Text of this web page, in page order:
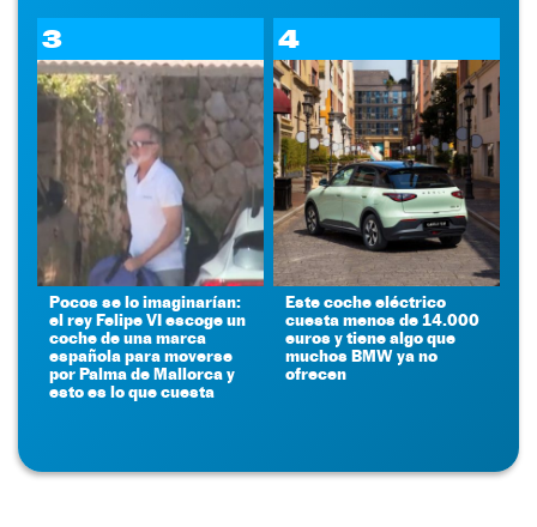
3
Pocos se lo imaginarían:
el rey Felipe VI escoge un
coche de una marca
española para moverse
por Palma de Mallorca y
esto es lo que cuesta
4
Este coche eléctrico
cuesta menos de 14.000
euros y tiene algo que
muchos BMW ya no
ofrecen